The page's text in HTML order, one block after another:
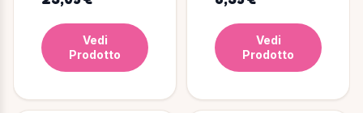
Corallo/Grigio -
Vedi
Prodotto
Vedi
Prodotto